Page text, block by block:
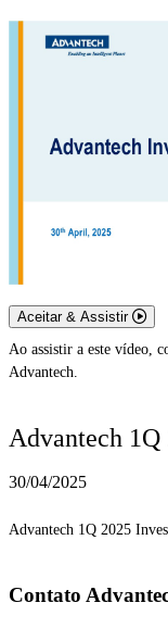
Aceitar & Assistir
Ao assistir a este vídeo,
Advantech.
Advantech
30/04/2025
Advantech 1Q 2025
Contato